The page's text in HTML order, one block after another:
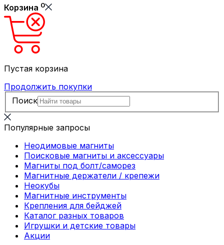
Корзина 0
Пустая корзина
Продолжить покупки
Поиск
Популярные запросы
Неодимовые магниты
Поисковые магниты и аксессуары
Магниты под болт/саморез
Магнитные держатели / крепежи
Неокубы
Магнитные инструменты
Крепления для бейджей
Каталог разных товаров
Игрушки и детские товары
Акции